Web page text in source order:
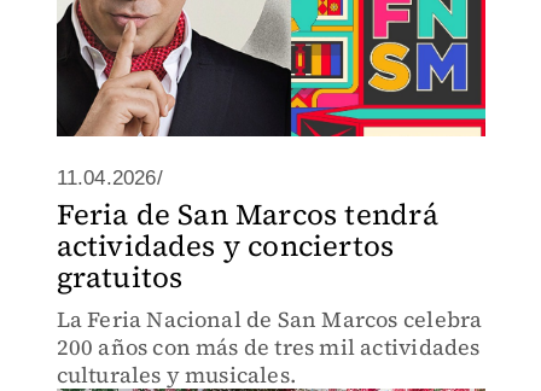
11.04.2026/
Feria de San Marcos tendrá
actividades y conciertos
gratuitos
La Feria Nacional de San Marcos celebra
200 años con más de tres mil actividades
culturales y musicales.